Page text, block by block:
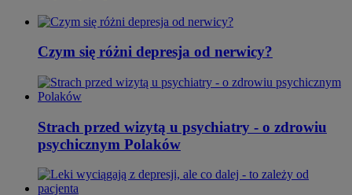
Czym się różni depresja od nerwicy?
Strach przed wizytą u psychiatry - o zdrowiu
psychicznym Polaków